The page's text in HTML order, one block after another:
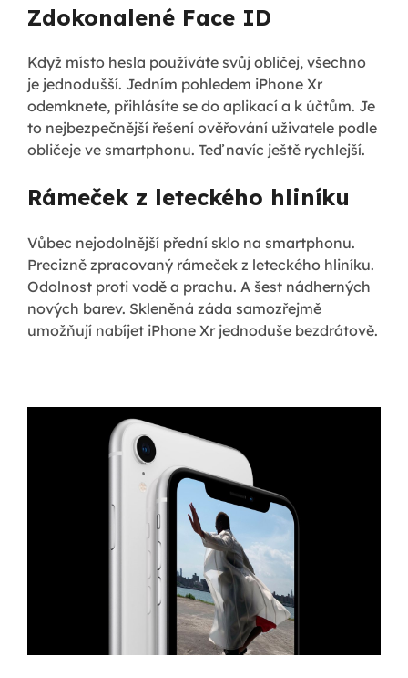
Zdokonalené Face ID
Když místo hesla používáte svůj obličej, všechno
je jednodušší. Jedním pohledem iPhone Xr
odemknete, přihlásíte se do aplikací a k účtům. Je
to nejbezpečnější řešení ověřování uživatele podle
obličeje ve smartphonu. Teď navíc ještě rychlejší.
Rámeček z leteckého hliníku
Vůbec nejodolnější přední sklo na smartphonu.
Precizně zpracovaný rámeček z leteckého hliníku.
Odolnost proti vodě a prachu. A šest nádherných
nových barev. Skleněná záda samozřejmě
umožňují nabíjet iPhone Xr jednoduše bezdrátově.